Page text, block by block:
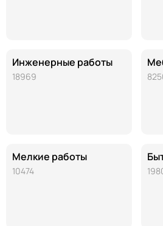
Инженерные работы
18969
Мелкие работы
10474